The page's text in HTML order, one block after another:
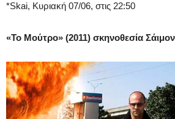
*Skai, Κυριακή 07/06, στις 22:50
«Το Μούτρο» (2011) σκηνοθεσία